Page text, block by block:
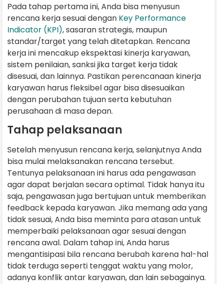
Pada tahap pertama ini, Anda bisa menyusun
rencana kerja sesuai dengan Key Performance
Indicator (KPI), sasaran strategis, maupun
standar/target yang telah ditetapkan. Rencana
kerja ini mencakup ekspektasi kinerja karyawan,
sistem penilaian, sanksi jika target kerja tidak
disesuai, dan lainnya. Pastikan perencanaan kinerja
karyawan harus fleksibel agar bisa disesuaikan
dengan perubahan tujuan serta kebutuhan
perusahaan di masa depan.
Tahap pelaksanaan
Setelah menyusun rencana kerja, selanjutnya Anda
bisa mulai melaksanakan rencana tersebut.
Tentunya pelaksanaan ini harus ada pengawasan
agar dapat berjalan secara optimal. Tidak hanya itu
saja, pengawasan juga bertujuan untuk memberikan
feedback kepada karyawan. Jika memang ada yang
tidak sesuai, Anda bisa meminta para atasan untuk
memperbaiki pelaksanaan agar sesuai dengan
rencana awal. Dalam tahap ini, Anda harus
mengantisipasi bila rencana berubah karena hal-hal
tidak terduga seperti tenggat waktu yang molor,
adanya konflik antar karyawan, dan lain sebagainya.